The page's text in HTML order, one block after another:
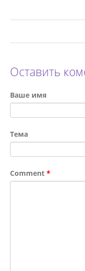
Оставить
Ваше имя
Тема
Comment *